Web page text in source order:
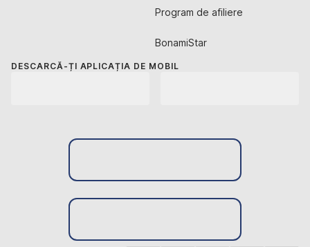
Program de afiliere
BonamiStar
DESCARCĂ-ȚI APLICAȚIA DE MOBIL